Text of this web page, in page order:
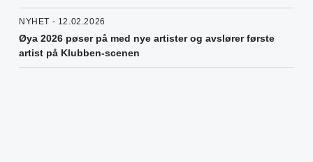
NYHET - 12.02.2026
Øya 2026 pøser på med nye artister og avslører første
artist på Klubben-scenen